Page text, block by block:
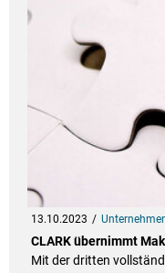
13.10.2023
CLARK übernimmt
Mit der dritten